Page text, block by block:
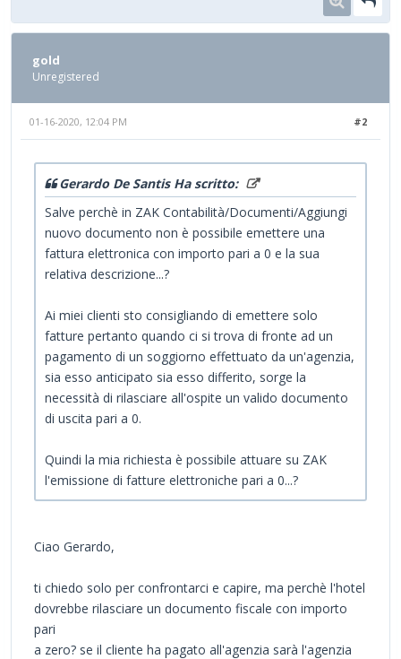
gold
Unregistered
#2
01-16-2020, 12:04 PM
Gerardo De Santis Ha scritto:
Salve perchè in ZAK Contabilità/Documenti/Aggiungi
nuovo documento non è possibile emettere una
fattura elettronica con importo pari a 0 e la sua
relativa descrizione...?
Ai miei clienti sto consigliando di emettere solo
fatture pertanto quando ci si trova di fronte ad un
pagamento di un soggiorno effettuato da un'agenzia,
sia esso anticipato sia esso differito, sorge la
necessità di rilasciare all'ospite un valido documento
di uscita pari a 0.
Quindi la mia richiesta è possibile attuare su ZAK
l'emissione di fatture elettroniche pari a 0...?
Ciao Gerardo,
ti chiedo solo per confrontarci e capire, ma perchè l'hotel
dovrebbe rilasciare un documento fiscale con importo
pari
a zero? se il cliente ha pagato all'agenzia sarà l'agenzia